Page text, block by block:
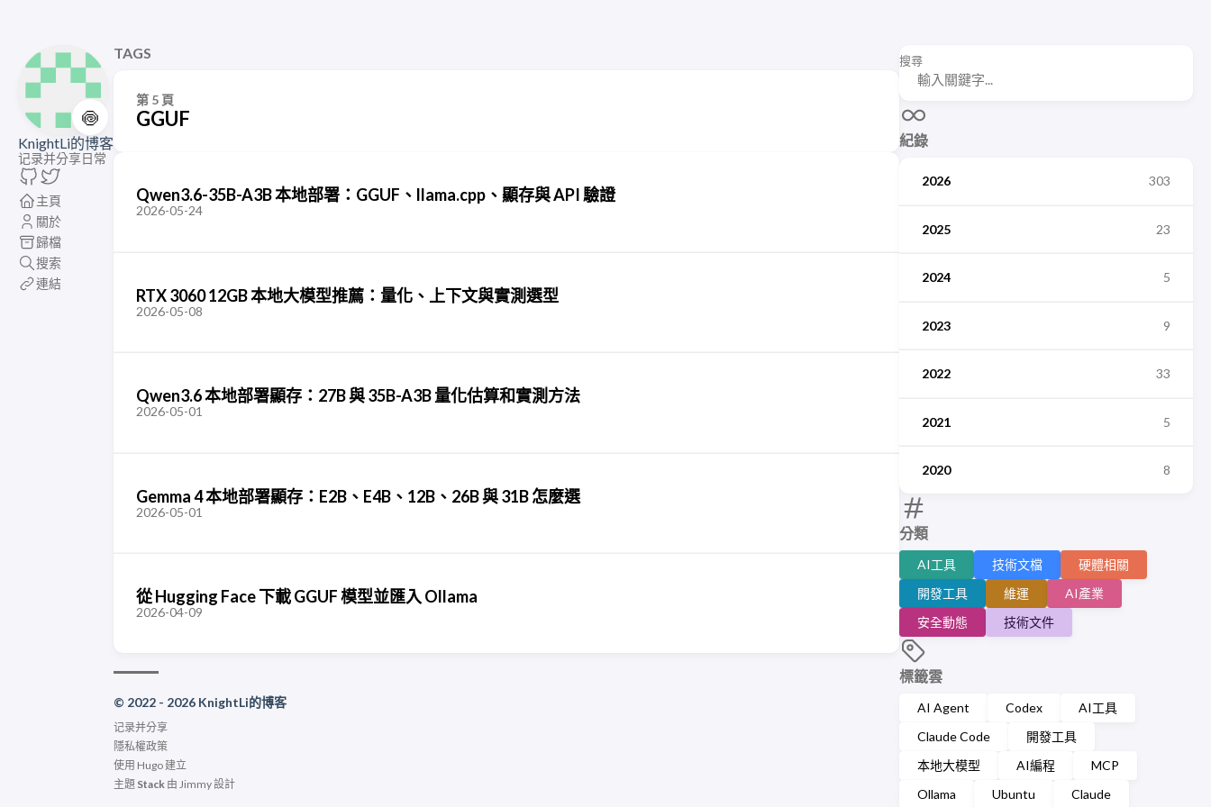
🍥
KnightLi的博客
记录并分享日常
主頁
關於
歸檔
搜索
連結
搜尋
紀錄
2026 303
2025 23
2024 5
2023 9
2022 33
2021 5
2020 8
分類
AI工具 技術文檔
硬體相關
開發工具
維運
AI產業
安全動態
技術文件
標籤雲
AI Agent Codex
AI工具
Claude Code
開發工具
本地大模型
AI編程
MCP
Ollama
Ubuntu Claude
TAGS
第 5 頁
GGUF
Qwen3.6-35B-A3B 本地部署：GGUF、llama.cpp、顯存與 API 驗證
2026-05-24
RTX 3060 12GB 本地大模型推薦：量化、上下文與實測選型
2026-05-08
Qwen3.6 本地部署顯存：27B 與 35B-A3B 量化估算和實測方法
2026-05-01
Gemma 4 本地部署顯存：E2B、E4B、12B、26B 與 31B 怎麼選
2026-05-01
從 Hugging Face 下載 GGUF 模型並匯入 Ollama
2026-04-09
© 2022 - 2026 KnightLi的博客
记录并分享
隱私權政策
使用 Hugo建立
主題 Stack 由 Jimmy設計